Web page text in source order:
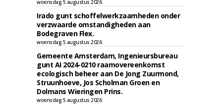
woensdag 5 augustus 2026
Irado gunt schoffelwerkzaamheden onder
verzwaarde omstandigheden aan
Bodegraven Flex.
woensdag 5 augustus 2026
Gemeente Amsterdam, Ingenieursbureau
gunt AI 2024-0210 raamovereenkomst
ecologisch beheer aan De Jong Zuurmond,
Struunhoeve, Jos Scholman Groen en
Dolmans Wieringen Prins.
woensdag 5 augustus 2026